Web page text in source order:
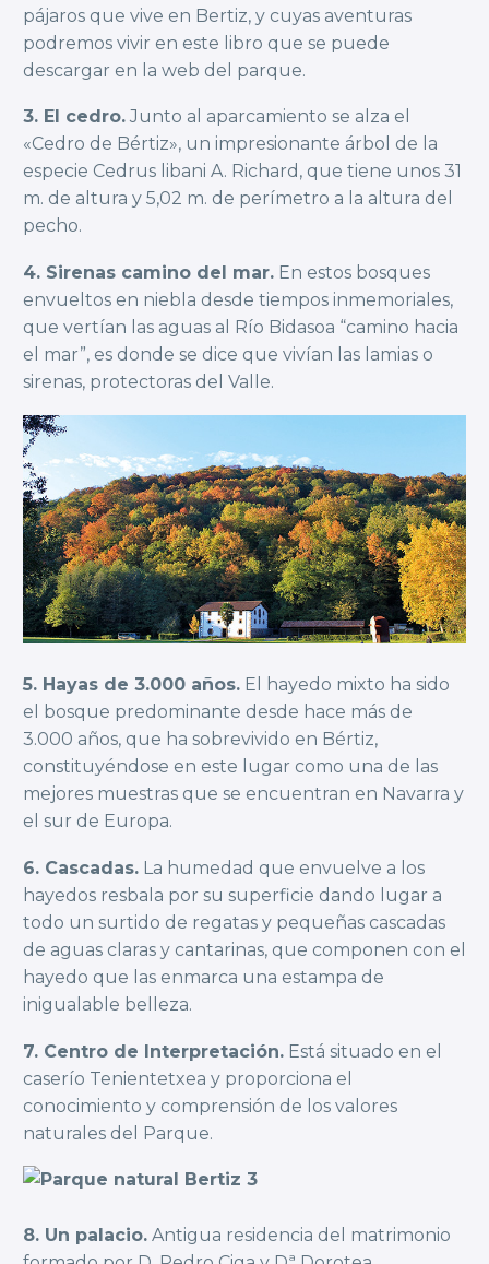
pájaros que vive en Bertiz, y cuyas aventuras
podremos vivir en este libro que se puede
descargar en la web del parque.
3. El cedro.Junto al aparcamiento se alza el
«Cedro de Bértiz», un impresionante árbol de la
especie Cedrus libani A. Richard, que tiene unos 31
m. de altura y 5,02 m. de perímetro a la altura del
pecho.
4. Sirenas camino del mar. En estos bosques
envueltos en niebla desde tiempos inmemoriales,
que vertían las aguas al Río Bidasoa “camino hacia
el mar”, es donde se dice que vivían las lamias o
sirenas, protectoras del Valle.
5. Hayas de 3.000 años. El hayedo mixto ha sido
el bosque predominante desde hace más de
3.000 años, que ha sobrevivido en Bértiz,
constituyéndose en este lugar como una de las
mejores muestras que se encuentran en Navarra y
el sur de Europa.
6. Cascadas. La humedad que envuelve a los
hayedos resbala por su superficie dando lugar a
todo un surtido de regatas y pequeñas cascadas
de aguas claras y cantarinas, que componen con el
hayedo que las enmarca una estampa de
inigualable belleza.
7. Centro de Interpretación. Está situado en el
caserío Tenientetxea y proporciona el
conocimiento y comprensión de los valores
naturales del Parque.
8. Un palacio. Antigua residencia del matrimonio